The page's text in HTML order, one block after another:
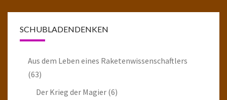
SCHUBLADENDENKEN
Aus dem Leben eines Raketenwissenschaftlers
(63)
Der Krieg der Magier (6)